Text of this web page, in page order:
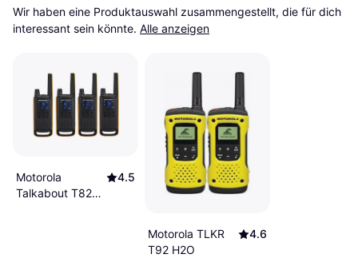
Wir haben eine Produktauswahl zusammengestellt, die für dich
interessant sein könnte. Alle anzeigen
Motorola
Talkabout T82
4.5
Motorola TLKR
T92 H2O
4.6